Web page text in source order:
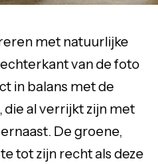
met natuurlijke
van de foto
in balans met de
die al verrijkt zijn met
De groene,
tot zijn recht als deze